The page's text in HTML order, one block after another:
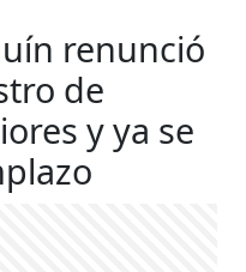
renunció
de
y ya se